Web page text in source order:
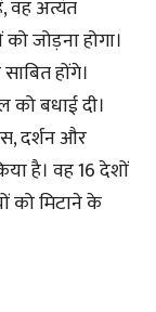
वह अत्यंत
जोड़ना होगा।
होंगे।
बधाई दी।
दर्शन और
है। वह 16 देशों
को मिटाने के